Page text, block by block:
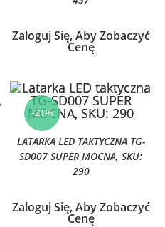
Zaloguj Się, Aby Zobaczyć
Cenę
-21%
LATARKA LED TAKTYCZNA TG-
SD007 SUPER MOCNA, SKU:
290
Zaloguj Się, Aby Zobaczyć
Cenę